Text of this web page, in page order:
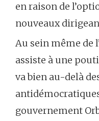
en raison de
nouveaux
Au sein même de
assiste à une
va bien au-delà
gouvernement